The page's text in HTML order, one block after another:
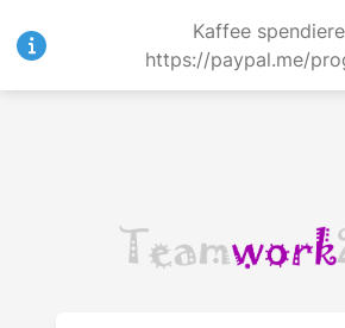
Kaffee
https://paypal.me/